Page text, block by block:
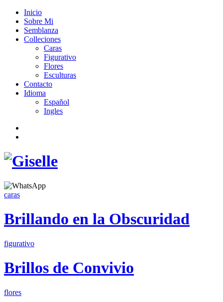
Inicio
Sobre Mi
Semblanza
Colleciones
Caras
Figurativo
Flores
Esculturas
Contacto
Idioma
Español
Ingles
caras
Brillando en la Obscuridad
figurativo
Brillos de Convivio
flores